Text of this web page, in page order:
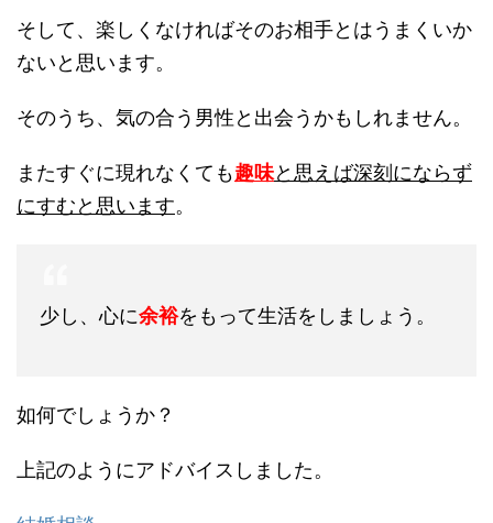
そして、楽しくなければそのお相手とはうまくいか
ないと思います。
そのうち、気の合う男性と出会うかもしれません。
またすぐに現れなくても趣味と思えば深刻にならず
にすむと思います。
少し、心に余裕をもって生活をしましょう。
如何でしょうか？
上記のようにアドバイスしました。